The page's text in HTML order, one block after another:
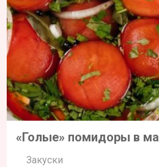
«Голые» помидоры в
Закуски